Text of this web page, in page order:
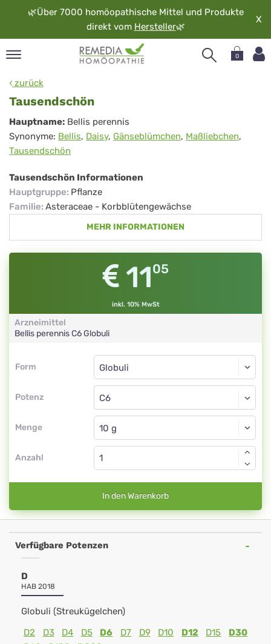
🌿Über 7000 homöopathische Mittel und Produkte
direkt vom Hersteller🌿
X
0
zurück
Tausendschön
Tausendschön
Hauptname: Bellis perennis
Synonyme: Bellis, Daisy, Gänseblümchen, Maßliebchen,
Tausendschön
Tausendschön Informationen
Hauptgruppe: Pflanze
Familie: Asteraceae - Korbblütengewächse
MEHR INFORMATIONEN
1105
inkl. 10% MwSt
Arzneimittel
Bellis perennisC6Globuli
Form
Form
Potenz
Globuli
C6
Menge
Globuli
Anzahl
In den Warenkorb
Verfügbare Potenzen
D
HAB 2018
Globuli (Streukügelchen)
D2
D3 D4 D5 D6 D7 D9 D10 D12 D15
D30